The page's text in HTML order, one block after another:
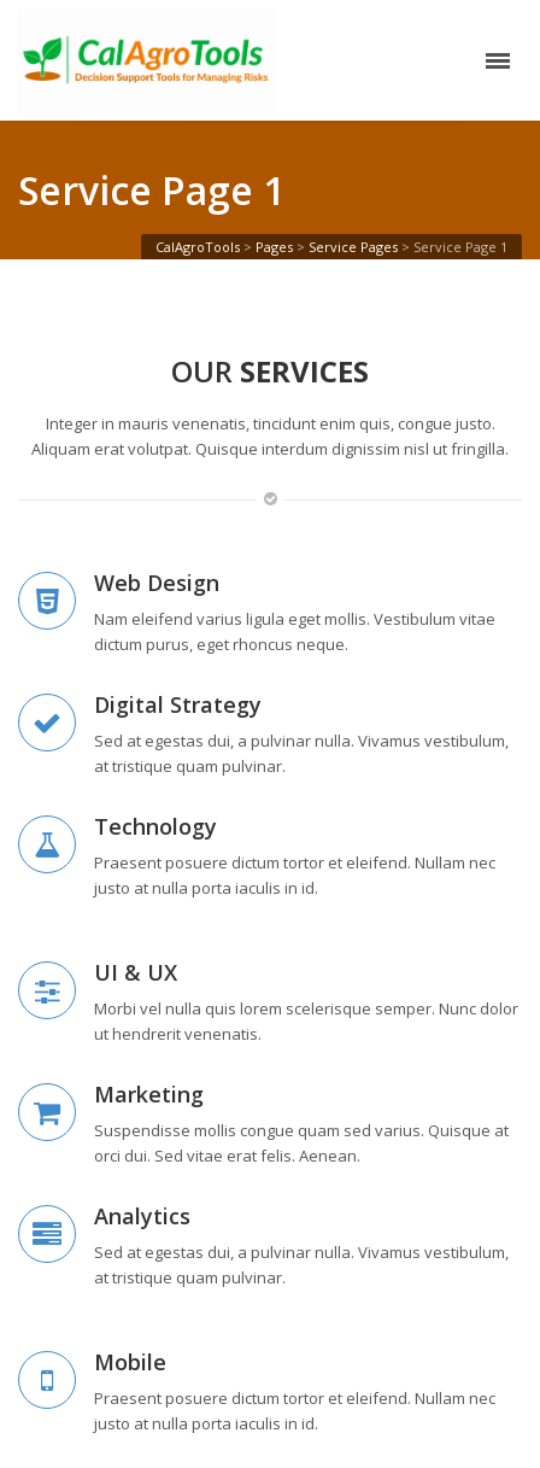
Service Page 1
CalAgroTools > Pages > Service Pages > Service Page 1
OUR SERVICES
Integer in mauris venenatis, tincidunt enim quis, congue justo.
Aliquam erat volutpat. Quisque interdum dignissim nisl ut fringilla.
Web Design
Nam eleifend varius ligula eget mollis. Vestibulum vitae
dictum purus, eget rhoncus neque.
Digital Strategy
Sed at egestas dui, a pulvinar nulla. Vivamus vestibulum,
at tristique quam pulvinar.
Technology
Praesent posuere dictum tortor et eleifend. Nullam nec
justo at nulla porta iaculis in id.
UI & UX
Morbi vel nulla quis lorem scelerisque semper. Nunc dolor
ut hendrerit venenatis.
Marketing
Suspendisse mollis congue quam sed varius. Quisque at
orci dui. Sed vitae erat felis. Aenean.
Analytics
Sed at egestas dui, a pulvinar nulla. Vivamus vestibulum,
at tristique quam pulvinar.
Mobile
Praesent posuere dictum tortor et eleifend. Nullam nec
justo at nulla porta iaculis in id.